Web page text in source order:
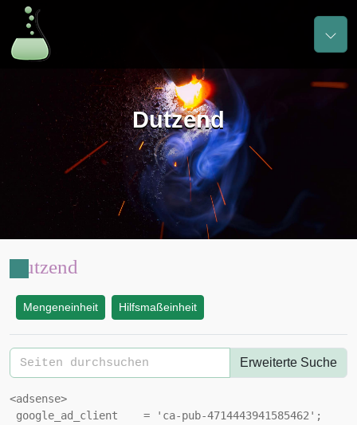
Dutzend
Dutzend
Mengeneinheit Hilfsmaßeinheit
Erweiterte Suche
<adsense>
google_ad_client    = 'ca-pub-4714443941585462';